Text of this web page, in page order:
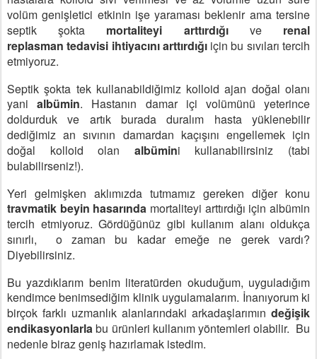
volüm genişletici etkinin işe yaraması beklenirama tersine
septik şokta mortaliteyi arttırdığıve renal
replasmantedavisi ihtiyacını arttırdığı için bu sıvıları tercih
etmiyoruz.
Septik şokta tek kullanabildiğimiz kolloid ajan doğal olanı
yanialbümin. Hastanın damar içi volümünü yeterince
doldurduk ve artık buradaduralım hasta yüklenebilir
dediğimiz an sıvının damardan kaçışını engellemekiçin
doğal kolloid olan albümini kullanabilirsiniz (tabi
bulabilirseniz!).
Yeri gelmişken aklımızda tutmamız gereken diğer konu
travmatik beyin hasarında mortaliteyi arttırdığı için albümin
tercih etmiyoruz. Gördüğünüz gibi kullanım alanı oldukça
sınırlı, o zaman bu kadar emeğe ne gerek vardı?
Diyebilirsiniz.
Bu yazdıklarım benim literatürden okuduğum, uyguladığım
kendimcebenimsediğim klinik uygulamalarım. İnanıyorum ki
birçok farklı uzmanlık alanlarındaki arkadaşlarımın değişik
endikasyonlarlabu ürünleri kullanım yöntemleri olabilir. Bu
nedenle biraz geniş hazırlamak istedim.